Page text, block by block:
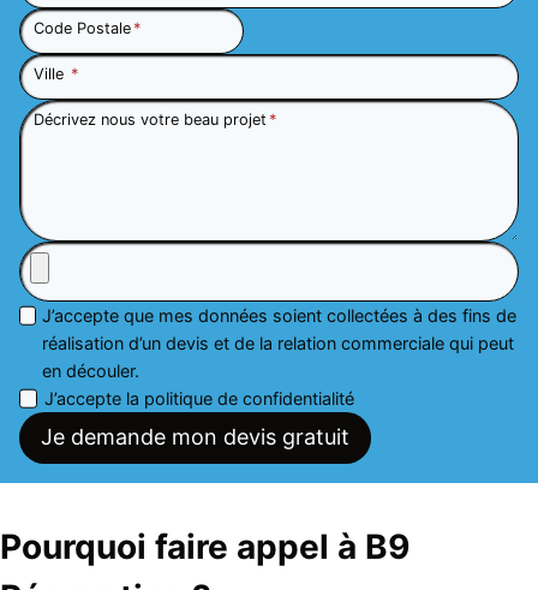
Code Postale *
Ville *
Décrivez nous votre beau projet *
J’accepte que mes données soient collectées à des fins de
réalisation d’un devis et de la relation commerciale qui peut
en découler.
J’accepte la politique de confidentialité
Je demande mon devis gratuit
Pourquoi faire appel à B9